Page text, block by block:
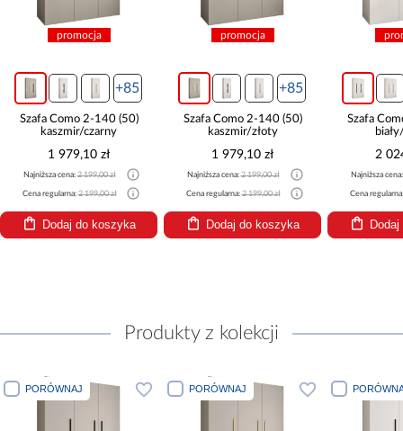
promocja
+85
Szafa Como 2-140 (50)
kaszmir/czarny
1 979,10 zł
Najniższa cena:2 199,00 zł
Cena regularna:2 199,00 zł
Dodaj do koszyka
promocja
+85
Szafa Como 2-140 (50)
kaszmir/złoty
1 979,10 zł
Najniższa cena:2 199,00 zł
Cena regularna:2 199,00 zł
Dodaj do koszyka
Szafa
2
Najniższa
Cena
Produkty z kolekcji
PORÓWNAJ PORÓWNAJ